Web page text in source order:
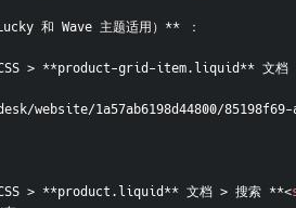
和 Wave 主题适用）** ：
CSS > **product-grid-item.liquid** 文档
1a57ab6198d44800/85198f69-
CSS > **product.liquid** 文档 > 搜索 **<